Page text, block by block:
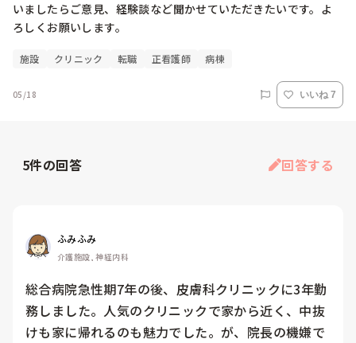
いましたらご意見、経験談など聞かせていただきたいです。よ
ろしくお願いします。
施設 クリニック 転職 正看護師 病棟
05/18 いいね 7
5件の回答 回答する
ふみふみ
介護施設, 神経内科
総合病院急性期7年の後、皮膚科クリニックに3年勤
務しました。人気のクリニックで家から近く、中抜
けも家に帰れるのも魅力でした。が、院長の機嫌で